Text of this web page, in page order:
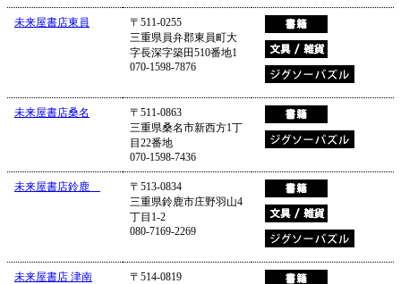
未来屋書店東員
〒511-0255
三重県員弁郡東員町大
字長深字築田510番地1
070-1598-7876
未来屋書店桑名
〒511-0863
三重県桑名市新西方1丁
目22番地
070-1598-7436
未来屋書店鈴鹿
〒513-0834
三重県鈴鹿市庄野羽山4
丁目1-2
080-7169-2269
未来屋書店 津南
〒514-0819